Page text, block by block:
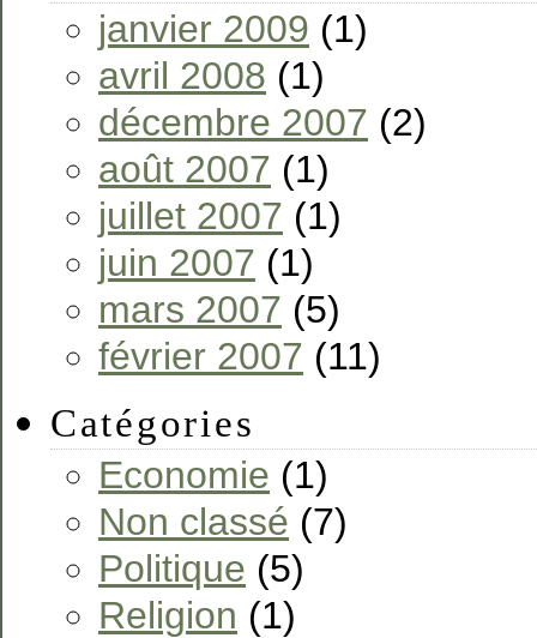
janvier 2009 (1)
avril 2008 (1)
décembre 2007 (2)
août 2007 (1)
juillet 2007 (1)
juin 2007 (1)
mars 2007 (5)
février 2007 (11)
Catégories
Economie (1)
Non classé (7)
Politique (5)
Religion (1)